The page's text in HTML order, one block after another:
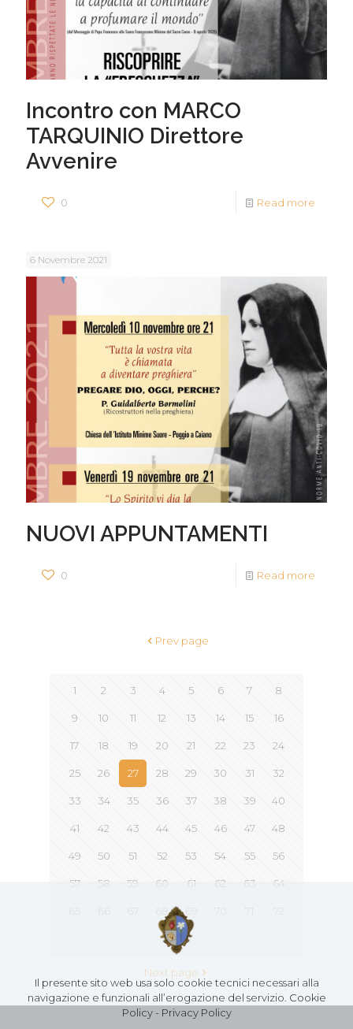
Incontro con MARCO
TARQUINIO Direttore
Avvenire
0 Read more
6 Novembre 2021
NUOVI APPUNTAMENTI
0 Read more
Prev page
1 2 3 4 5 6 7 8
9 10 11 12 13 14 15 16
17 18 19 20 21 22 23 24
25 26 27 28 29 30 31 32
33 34 35 36 37 38 39 40
41 42 43 44 45 46 47 48
49 50 51 52 53 54 55 56
57 58 59 60 61 62 63 64
73
Next page
Il presente sito web usa solo cookie tecnici necessari alla
navigazione e funzionali all’erogazione del servizio. Cookie
Policy- Privacy Policy